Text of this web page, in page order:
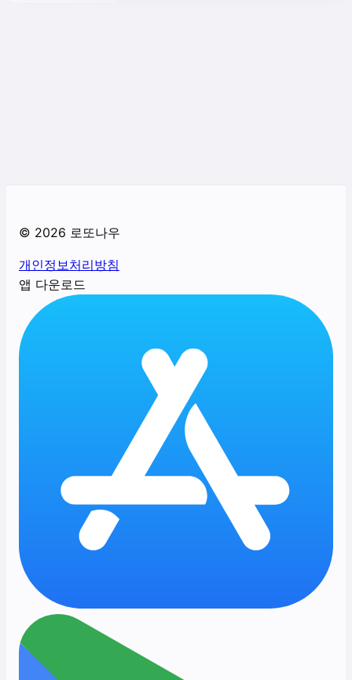
© 2026 로또나우
개인정보처리방침
앱 다운로드